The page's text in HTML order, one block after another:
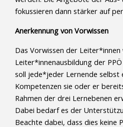
fokussieren dann stärker auf
Anerkennung von Vorwissen
Das Vorwissen der
Leiter*innenausbildung der
soll jede*jeder Lernende selbst
Kompetenzen sie oder er
Rahmen der drei Lernebenen
Dabei bedarf es der
Beachte dabei, dass dies keine